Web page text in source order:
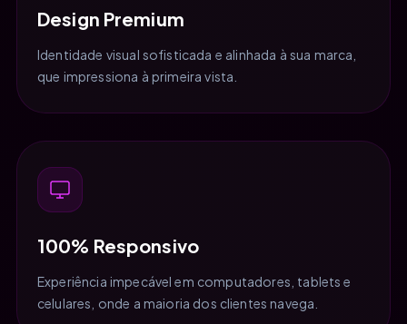
Design Premium
Identidade visual sofisticada e alinhada à sua marca,
que impressiona à primeira vista.
100% Responsivo
Experiência impecável em computadores, tablets e
celulares, onde a maioria dos clientes navega.